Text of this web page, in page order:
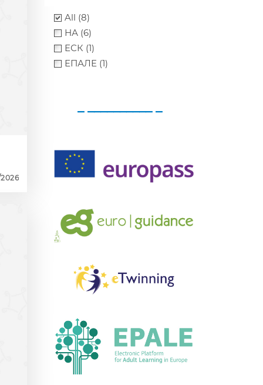
All (8)
НА (6)
ЕСК (1)
ЕПАЛЕ (1)
_ __________ _